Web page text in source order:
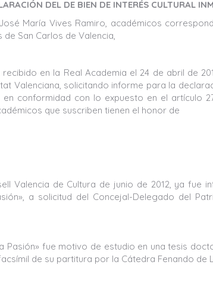
DEL DE BIEN DE INTERÉS CULTURAL
María Vives Ramiro, académicos
San Carlos de Valencia,
en la Real Academia el 24 de abril de
Valenciana, solicitando informe para la
en conformidad con lo expuesto en el artículo
que suscriben tienen el honor de
Valencia de Cultura de junio de 2012, ya
a solicitud del Concejal-Delegado del
Pasión» fue motivo de estudio en una tesis
de su partitura por la Cátedra Fenando de